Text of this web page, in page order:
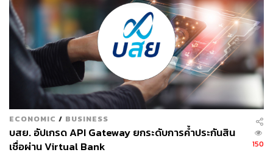
อัตราดอกเบี้ยคงที่ (Fixed Rate):อัตราดอกเบี้ยจะเท่า
กันตลอดระยะเวลาที่กำหนด ไม่ว่าจะเกิดอะไรขึ้นใน
ตลาด
อัตราดอกเบี้ยลอยตัว (Floating Rate):อัตราดอกเบี้ยจะ
เปลี่ยนแปลงไปตามประกาศของธนาคาร ซึ่งอาจขึ้น
หรือลงก็ได้
ในช่วงการพิจารณาสินเชื่อ ควรลองเปรียบเทียบอัตรา
ดอกเบี้ยและเงื่อนไขของแต่ละธนาคารหรือสถาบันการเงิน
เพื่อเลือกข้อเสนอที่คุ้มค่าและเหมาะสมที่สุด
ECONOMIC / BUSINESS
บสย. อัปเกรด API Gateway ยกระดับการค้ำประกันสิน
เชื่อผ่าน Virtual Bank
150